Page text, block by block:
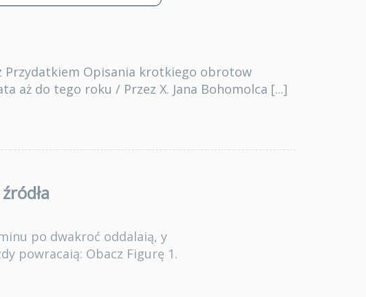
Przydatkiem Opisania krotkiego obrotow
aż do tego roku / Przez X. Jana Bohomolca [...]
po dwakroć oddalaią, y
powracaią: Obacz Figurę 1.